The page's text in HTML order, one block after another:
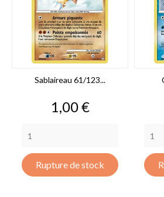
Sablaireau 61/123...
Prix
1,00 €
Rupture de stock